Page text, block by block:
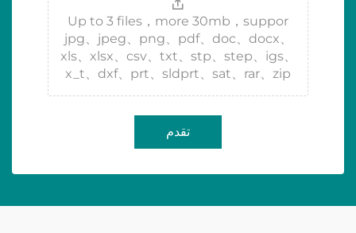
Up to 3 files，more 30mb，suppor
jpg、jpeg、png、pdf、doc、docx、
xls、xlsx、csv、txt、stp、step、igs、
x_t、dxf、prt、sldprt、sat、rar、zip
تقدم